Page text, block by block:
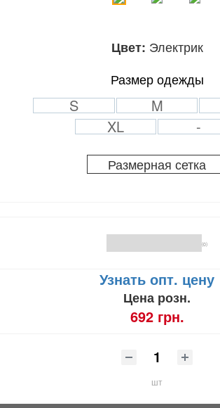
Цвет: Электрик
Размер одежды
S M
XL
-
Размерная сетка
(0)
Узнать опт. цену
Цена розн.
692 грн.
шт